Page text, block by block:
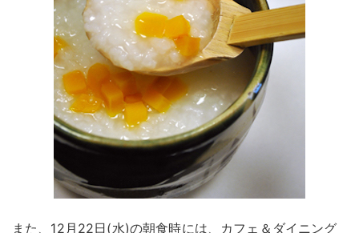
また、12月22日(水)の朝食時には、カフェ＆ダイニング